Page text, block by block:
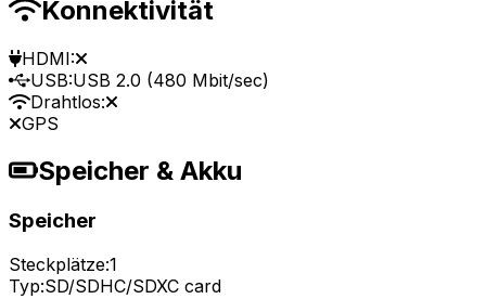
Konnektivität
HDMI:
USB:USB 2.0 (480 Mbit/sec)
Drahtlos:
GPS
Speicher & Akku
Speicher
Steckplätze:1
Typ:SD/SDHC/SDXC card